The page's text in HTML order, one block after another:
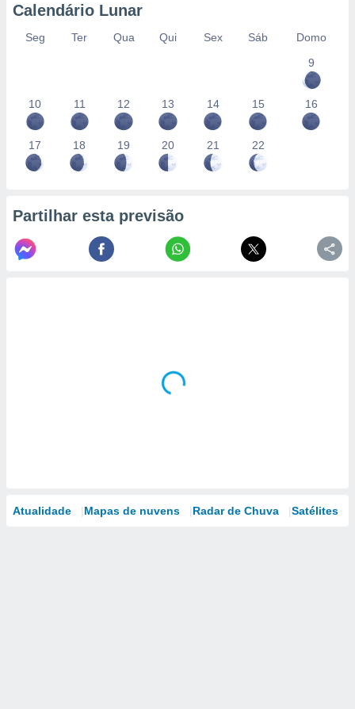
Calendário Lunar
Seg Ter Qua Qui Sex Sáb
Domo
9
10 11 12 13 14 15 16
17 18 19 20 21 22
Partilhar esta previsão
Atualidade Mapas de nuvens Radar de Chuva Satélites